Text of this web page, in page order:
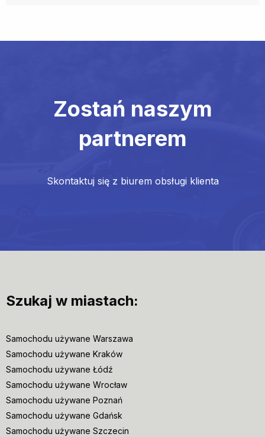
Zostań naszym
partnerem
Skontaktuj się z biurem obsługi klienta
Szukaj w miastach:
Samochodu używane Warszawa
Samochodu używane Kraków
Samochodu używane Łódź
Samochodu używane Wrocław
Samochodu używane Poznań
Samochodu używane Gdańsk
Samochodu używane Szczecin